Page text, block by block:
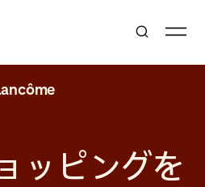
Lancôme
ッピングを